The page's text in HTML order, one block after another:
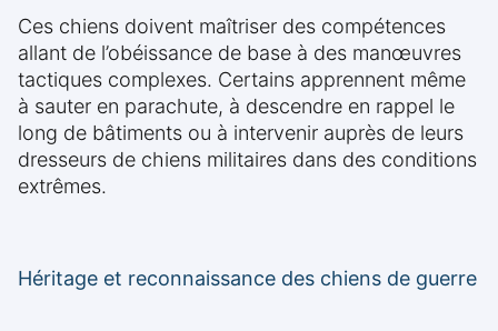
Ces chiens doivent maîtriser des compétences
allant de l’obéissance de base à des manœuvres
tactiques complexes. Certains apprennent même
à sauter en parachute, à descendre en rappel le
long de bâtiments ou à intervenir auprès de leurs
dresseurs de chiens militaires dans des conditions
extrêmes.
Héritage et reconnaissance des chiens de guerre